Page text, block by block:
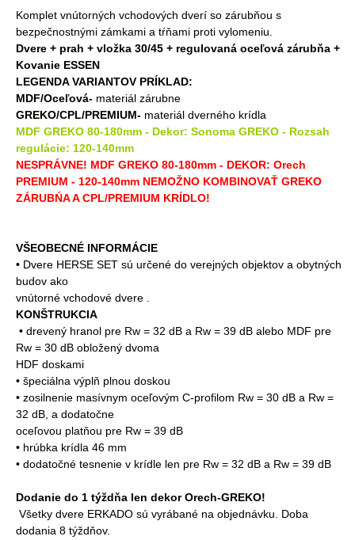
Komplet vnútorných vchodových dverí so zárubňou s
bezpečnostnými zámkami a tŕňami proti vylomeniu.
Dvere + prah + vložka 30/45 + regulovaná oceľová zárubňa +
Kovanie ESSEN
LEGENDA VARIANTOV PRÍKLAD:
MDF/Oceľová- materiál zárubne
GREKO/CPL/PREMIUM- materiál dverného krídla
MDF GREKO 80-180mm - Dekor: Sonoma GREKO - Rozsah
regulácie: 120-140mm
NESPRÁVNE! MDF GREKO 80-180mm - DEKOR: Orech
PREMIUM - 120-140mm NEMOŽNO KOMBINOVAŤ GREKO
ZÁRUBŃA A CPL/PREMIUM KRÍDLO!
VŠEOBECNÉ INFORMÁCIE
• Dvere HERSE SET sú určené do verejných objektov a obytných
budov ako
vnútorné vchodové dvere .
KONŠTRUKCIA
• drevený hranol pre Rw = 32 dB a Rw = 39 dB alebo MDF pre
Rw = 30 dB obložený dvoma
HDF doskami
• špeciálna výplň plnou doskou
• zosilnenie masívnym oceľovým C-profilom Rw = 30 dB a Rw =
32 dB, a dodatočne
oceľovou platňou pre Rw = 39 dB
• hrúbka krídla 46 mm
• dodatočné tesnenie v krídle len pre Rw = 32 dB a Rw = 39 dB
Dodanie do 1 týždňa len dekor Orech-GREKO!
Všetky dvere ERKADO sú vyrábané na objednávku. Doba
dodania 8 týždňov.